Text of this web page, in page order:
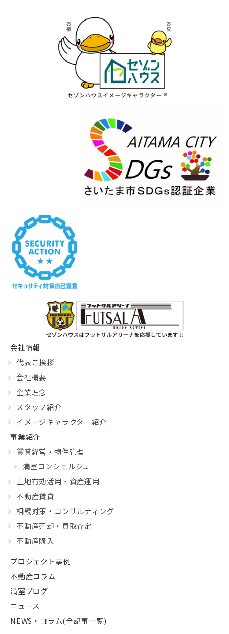
会社情報
代表ご挨拶
会社概要
企業理念
スタッフ紹介
イメージキャラクター紹介
事業紹介
賃貸経営・物件管理
満室コンシェルジュ
土地有効活用・資産運用
不動産賃貸
相続対策・コンサルティング
不動産売却・買取査定
不動産購入
プロジェクト事例
不動産コラム
満室ブログ
ニュース
NEWS・コラム(全記事一覧)